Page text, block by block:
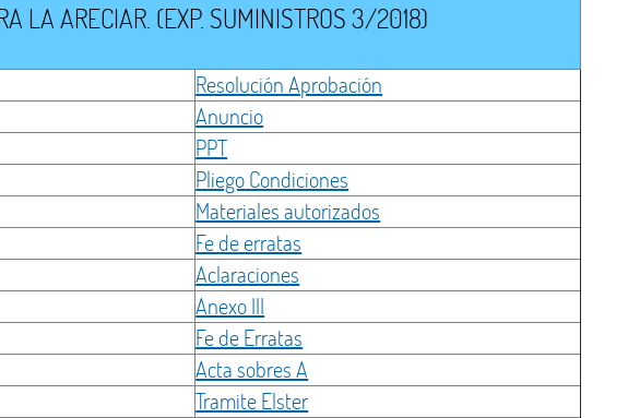
LA ARECIAR. (EXP. SUMINISTROS 3/2018)
Resolución Aprobación
Anuncio
PPT
Pliego Condiciones
Materiales autorizados
Fe de erratas
Aclaraciones
Anexo III
Fe de Erratas
Acta sobres A
Tramite Elster